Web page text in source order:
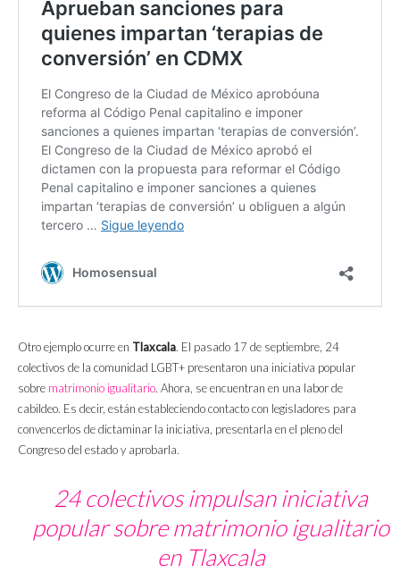
Otro ejemplo ocurre en Tlaxcala. El pasado 17 de septiembre, 24
colectivos de la comunidad LGBT+ presentaron una iniciativa popular
sobre matrimonio igualitario. Ahora, se encuentran en una labor de
cabildeo. Es decir, están estableciendo contacto con legisladores para
convencerlos de dictaminar la iniciativa, presentarla en el pleno del
Congreso del estado y aprobarla.
24 colectivos impulsan iniciativa
popular sobre matrimonio igualitario
en Tlaxcala